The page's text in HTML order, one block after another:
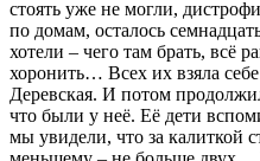
стоять уже не могли,
по домам, осталось
хотели – чего там брать, всё
хоронить… Всех их взяла
Деревская. И потом
что были у неё. Её дети
мы увидели, что за калиткой